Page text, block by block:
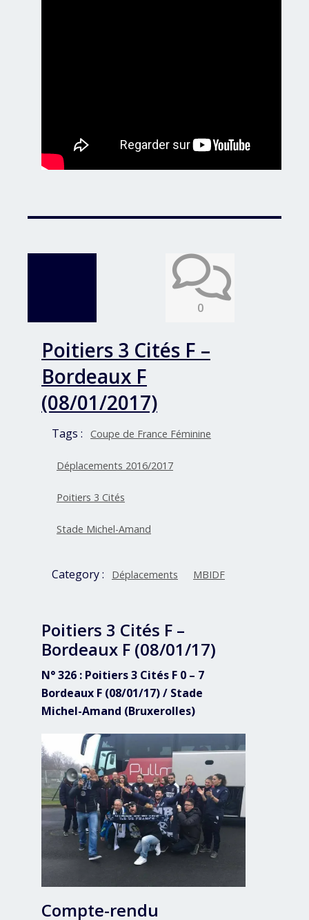
0
Poitiers 3 Cités F –
Bordeaux F
(08/01/2017)
Tags : Coupe de France Féminine
Déplacements 2016/2017
Poitiers 3 Cités
Stade Michel-Amand
Category : Déplacements MBIDF
Poitiers 3 Cités F –
Bordeaux F (08/01/17)
N° 326 : Poitiers 3 Cités F 0 – 7
Bordeaux F (08/01/17) / Stade
Michel-Amand (Bruxerolles)
Compte-rendu